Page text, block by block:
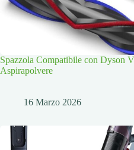
Spazzola Compatibile con Dyson
Aspirapolvere
16 Marzo 2026